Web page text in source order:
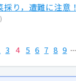
採り，遭難に注意！
)
3 4 5 6 7 8 9